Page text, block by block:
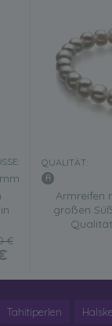
€
QUALITÄT:
Armreifen
großen
Tahitiperlen